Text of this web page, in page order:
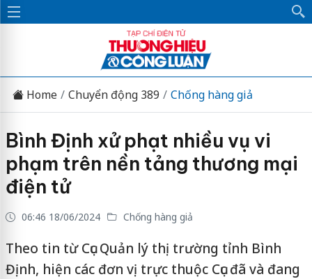
Home Chuyển động 389 Chống hàng giả
Bình Định xử phạt nhiều vụ vi
phạm trên nền tảng thương mại
điện tử
06:46 18/06/2024 Chống hàng giả
Theo tin từ Cục Quản lý thị trường tỉnh Bình
Định, hiện các đơn vị trực thuộc Cục đã và đang